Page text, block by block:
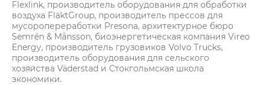
Flexlink, производитель оборудования для обработки
воздуха FläktGroup, производитель прессов для
мусоропереработки Presona, архитектурное бюро
Semrén & Månsson, биоэнергетическая компания Vireo
Energy, производитель грузовиков Volvo Trucks,
производитель оборудования для сельского
хозяйства Väderstad и Стокгольмская школа
экономики.